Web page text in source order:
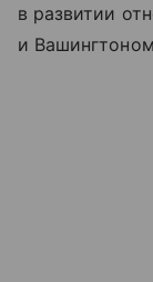
в развитии
и